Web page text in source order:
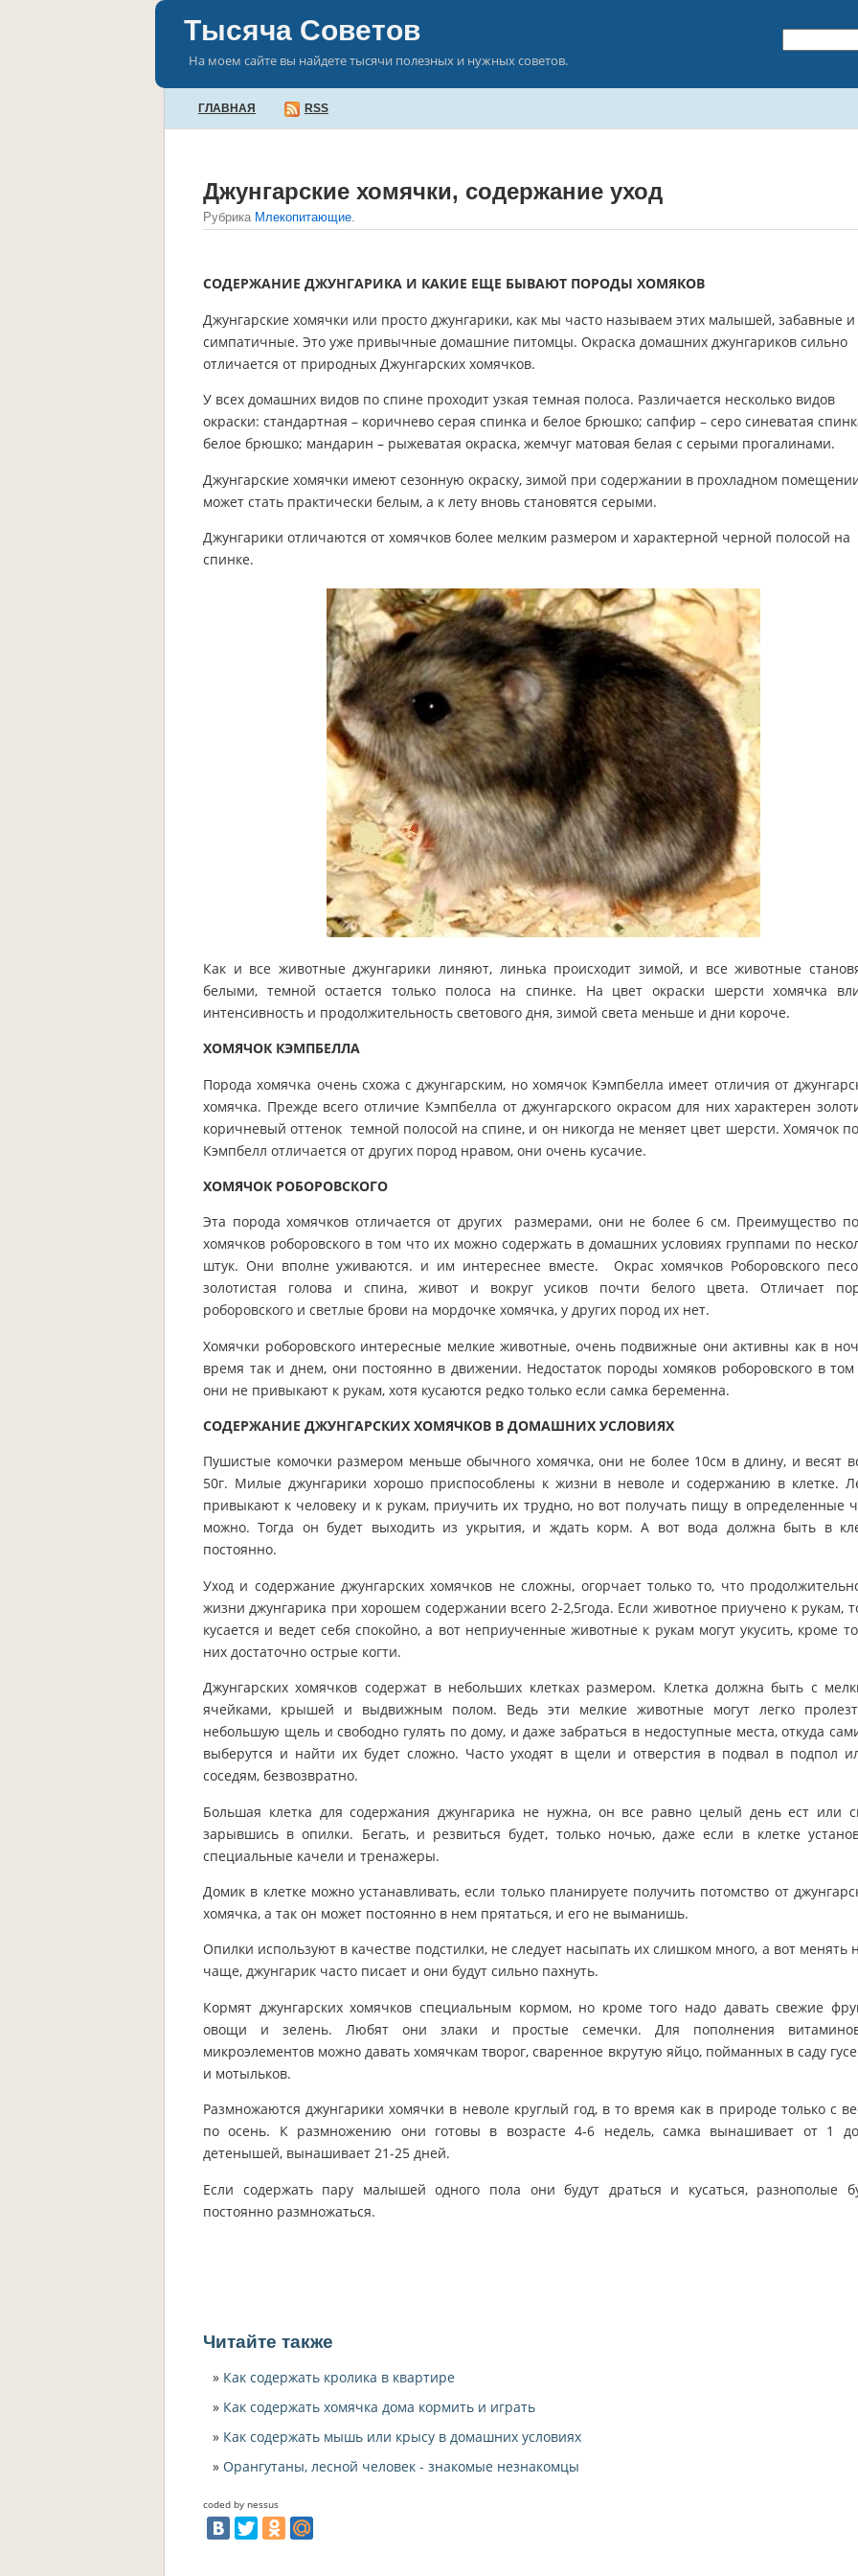
Тысяча Советов
На моем сайте вы найдете тысячи полезных и нужных советов.
ГЛАВНАЯ RSS
Джунгарские хомячки, содержание уход
Рубрика Млекопитающие.
СОДЕРЖАНИЕ ДЖУНГАРИКА И КАКИЕ ЕЩЕ БЫВАЮТ ПОРОДЫ ХОМЯКОВ
Джунгарские хомячки или просто джунгарики, как мы часто называем этих малышей, забавные и
симпатичные. Это уже привычные домашние питомцы. Окраска домашних джунгариков сильно
отличается от природных Джунгарских хомячков.
У всех домашних видов по спине проходит узкая темная полоса. Различается несколько видов
окраски: стандартная – коричнево серая спинка и белое брюшко; сапфир – серо синеватая
белое брюшко; мандарин – рыжеватая окраска, жемчуг матовая белая с серыми прогалинами.
Джунгарские хомячки имеют сезонную окраску, зимой при содержании в прохладном
может стать практически белым, а к лету вновь становятся серыми.
Джунгарики отличаются от хомячков более мелким размером и характерной черной полосой на
спинке.
Как и все животные джунгарики линяют, линька происходит зимой, и все животные
белыми, темной остается только полоса на спинке. На цвет окраски шерсти хомячка
интенсивность и продолжительность светового дня, зимой света меньше и дни короче.
ХОМЯЧОК КЭМПБЕЛЛА
Порода хомячка очень схожа с джунгарским, но хомячок Кэмпбелла имеет отличия от
хомячка. Прежде всего отличие Кэмпбелла от джунгарского окрасом для них характерен
коричневый оттенок темной полосой на спине, и он никогда не меняет цвет шерсти. Хомячок
Кэмпбелл отличается от других пород нравом, они очень кусачие.
ХОМЯЧОК РОБОРОВСКОГО
Эта порода хомячков отличается от других размерами, они не более 6 см. Преимущество
хомячков роборовского в том что их можно содержать в домашних условиях группами по
штук. Они вполне уживаются. и им интереснее вместе. Окрас хомячков Роборовского
золотистая голова и спина, живот и вокруг усиков почти белого цвета. Отличает
роборовского и светлые брови на мордочке хомячка, у других пород их нет.
Хомячки роборовского интересные мелкие животные, очень подвижные они активны как в
время так и днем, они постоянно в движении. Недостаток породы хомяков роборовского в том
они не привыкают к рукам, хотя кусаются редко только если самка беременна.
СОДЕРЖАНИЕ ДЖУНГАРСКИХ ХОМЯЧКОВ В ДОМАШНИХ УСЛОВИЯХ
Пушистые комочки размером меньше обычного хомячка, они не более 10см в длину, и весят
50г. Милые джунгарики хорошо приспособлены к жизни в неволе и содержанию в клетке.
привыкают к человеку и к рукам, приучить их трудно, но вот получать пищу в определенные
можно. Тогда он будет выходить из укрытия, и ждать корм. А вот вода должна быть в
постоянно.
Уход и содержание джунгарских хомячков не сложны, огорчает только то, что
жизни джунгарика при хорошем содержании всего 2-2,5года. Если животное приучено к рукам,
кусается и ведет себя спокойно, а вот неприученные животные к рукам могут укусить, кроме
них достаточно острые когти.
Джунгарских хомячков содержат в небольших клетках размером. Клетка должна быть с
ячейками, крышей и выдвижным полом. Ведь эти мелкие животные могут легко
небольшую щель и свободно гулять по дому, и даже забраться в недоступные места, откуда
выберутся и найти их будет сложно. Часто уходят в щели и отверстия в подвал в подпол
соседям, безвозвратно.
Большая клетка для содержания джунгарика не нужна, он все равно целый день ест или
зарывшись в опилки. Бегать, и резвиться будет, только ночью, даже если в клетке
специальные качели и тренажеры.
Домик в клетке можно устанавливать, если только планируете получить потомство от
хомячка, а так он может постоянно в нем прятаться, и его не выманишь.
Опилки используют в качестве подстилки, не следует насыпать их слишком много, а вот менять
чаще, джунгарик часто писает и они будут сильно пахнуть.
Кормят джунгарских хомячков специальным кормом, но кроме того надо давать свежие
овощи и зелень. Любят они злаки и простые семечки. Для пополнения
микроэлементов можно давать хомячкам творог, сваренное вкрутую яйцо, пойманных в саду
и мотыльков.
Размножаются джунгарики хомячки в неволе круглый год, в то время как в природе только с
по осень. К размножению они готовы в возрасте 4-6 недель, самка вынашивает от 1
детенышей, вынашивает 21-25 дней.
Если содержать пару малышей одного пола они будут драться и кусаться, разнополые
постоянно размножаться.
Читайте также
Как содержать кролика в квартире
Как содержать хомячка дома кормить и играть
Как содержать мышь или крысу в домашних условиях
Орангутаны, лесной человек - знакомые незнакомцы
coded by nessus